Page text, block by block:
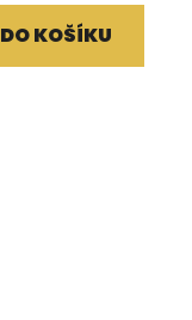
DO KOŠÍKU